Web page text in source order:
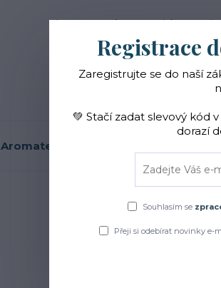
Blog O nás Novinky
Aromaterapie
Blog
Registrace
Zaregistrujte se do naší
💚 Stačí zadat slevový kód
dorazí
Souhlasím se
Přeji si odebírat novinky e-